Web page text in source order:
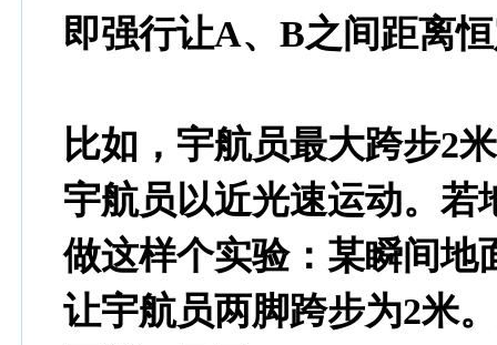
即强行让A、B之间距离
比如，宇航员最大跨步2
宇航员以近光速运动。若
做这样个实验：某瞬间地
让宇航员两脚跨步为2米